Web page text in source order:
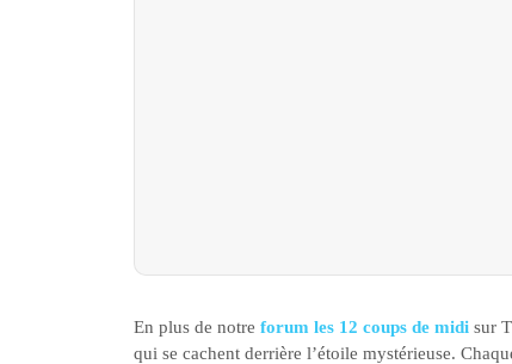
En plus de notre forum les 12 coups de midi sur
qui se cachent derrière l’étoile mystérieuse.